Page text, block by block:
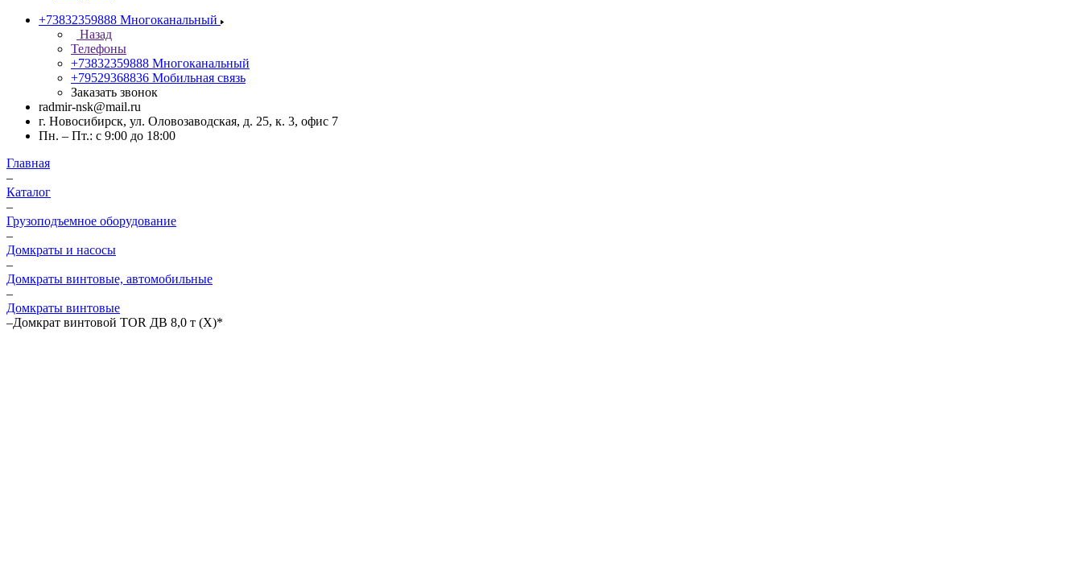
+73832359888 Многоканальный
Назад
Телефоны
+73832359888 Многоканальный
+79529368836 Мобильная связь
Заказать звонок
radmir-nsk@mail.ru
г. Новосибирск, ул. Оловозаводская, д. 25, к. 3, офис 7
Пн. – Пт.: с 9:00 до 18:00
Главная
–
Каталог
–
Грузоподъемное оборудование
–
Домкраты и насосы
–
Домкраты винтовые, автомобильные
–
Домкраты винтовые
–Домкрат винтовой TOR ДВ 8,0 т (X)*